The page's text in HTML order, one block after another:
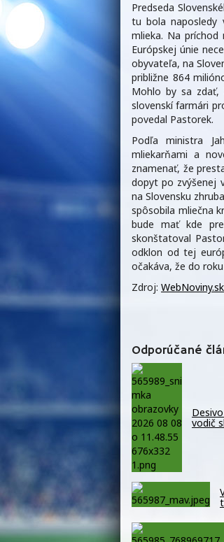
Predseda
tu bola naposledy
mlieka. Na príchod
Európskej únie
obyvateľa, na
približne 864
Mohlo by sa zdať,
slovenskí farmári
povedal Pastorek.
Podľa ministra
mliekarňami a
znamenať, že
dopyt po zvýšenej
na Slovensku
spôsobila mliečna
bude mať kde
skonštatoval
odklon od tej
očakáva, že do
Zdroj: WebNoviny.sk
Odporúčané
vodič